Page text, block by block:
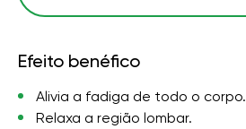
Efeito benéfico
Alivia a fadiga de todo o corpo.
Relaxa a região lombar.